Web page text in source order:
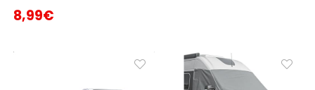
8,99€